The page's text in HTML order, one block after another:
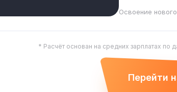
Освоение
* Расчёт основан на средних зарплатах по
Перейти